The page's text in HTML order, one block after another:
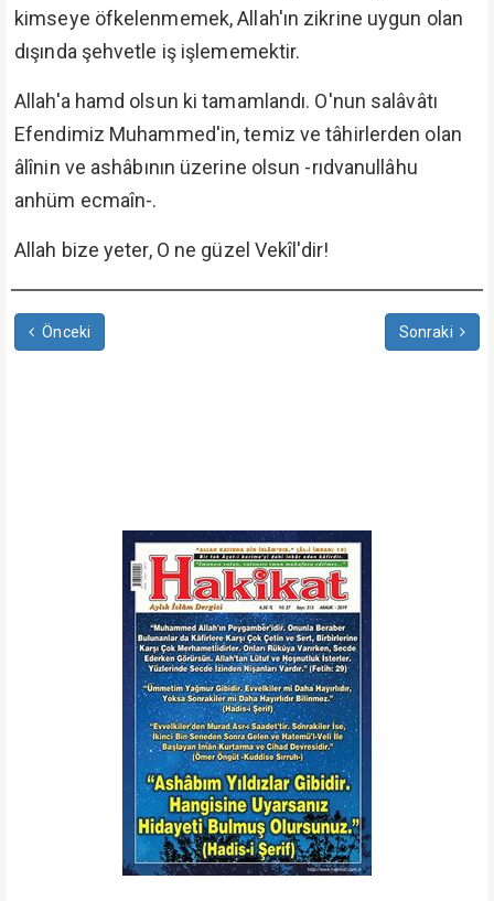
kimseye öfkelenmemek, Allah'ın zikrine uygun olan
dışında şehvetle iş işlememektir.
Allah'a hamd olsun ki tamamlandı. O'nun salâvâtı
Efendimiz Muhammed'in, temiz ve tâhirlerden olan
âlînin ve ashâbının üzerine olsun -rıdvanullâhu
anhüm ecmaîn-.
Allah bize yeter, O ne güzel Vekîl'dir!
Önceki Sonraki